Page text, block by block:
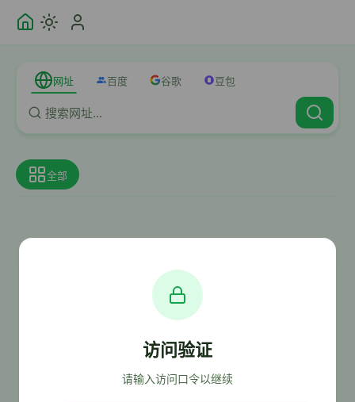
网址 百度 谷歌 豆包
全部
访问验证
请输入访问口令以继续